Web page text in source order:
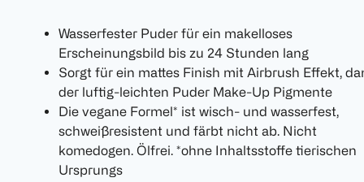
Wasserfester Puder für ein makelloses
Erscheinungsbild bis zu 24 Stunden lang
Sorgt für ein mattes Finish mit Airbrush Effekt,
der luftig-leichten Puder Make-Up Pigmente
Die vegane Formel* ist wisch- und wasserfest,
schweißresistent und färbt nicht ab. Nicht
komedogen. Ölfrei. *ohne Inhaltsstoffe tierischen
Ursprungs